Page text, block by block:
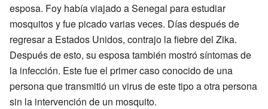
esposa. Foy había viajado a Senegal para estudiar
mosquitos y fue picado varias veces. Días después de
regresar a Estados Unidos, contrajo la fiebre del Zika.
Después de esto, su esposa también mostró síntomas de
la infección. Este fue el primer caso conocido de una
persona que transmitió un virus de este tipo a otra persona
sin la intervención de un mosquito.